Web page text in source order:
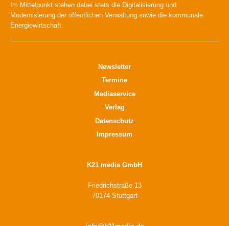
Im Mittelpunkt stehen dabei stets die Digitalisierung und
Modernisierung der öffentlichen Verwaltung sowie die kommunale
Energiewirtschaft.
Newsletter
Termine
Mediaservice
Verlag
Datenschutz
Impressum
K21 media GmbH
Friedrichstraße 13
70174 Stuttgart